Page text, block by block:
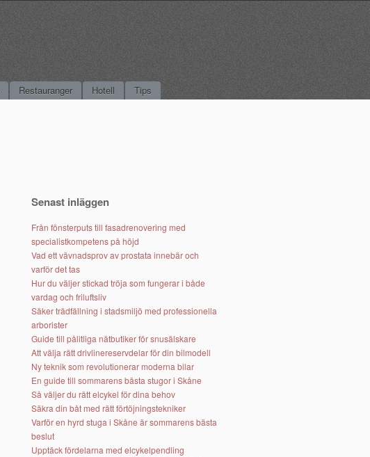
Restauranger Hotell Tips
Senast inläggen
Från fönsterputs till fasadrenovering med
specialistkompetens på höjd
Vad ett vävnadsprov av prostata innebär och
varför det tas
Hur du väljer stickad tröja som fungerar i både
vardag och friluftsliv
Säker trädfällning i stadsmiljö med professionella
arborister
Guide till pålitliga nätbutiker för snusälskare
Att välja rätt drivlinereservdelar för din bilmodell
Ny teknik som revolutionerar moderna bilar
En guide till sommarens bästa stugor i Skåne
Så väljer du rätt elcykel för dina behov
Säkra din båt med rätt förtöjningstekniker
Varför en hyrd stuga i Skåne är sommarens bästa
beslut
Upptäck fördelarna med elcykelpendling